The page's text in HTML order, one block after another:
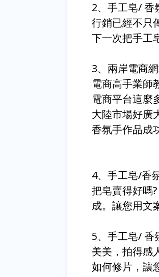
2、手工皂/ 香
行銷已經不只
下一次把手工
3、兩岸電商
電商高手業師
電商平台這麼
大陸市場好廣
香氛手作品成
4、手工皂/香
把皂賣得好嗎
成。讓您用文
5、手工皂/ 香
美美，拍得感
如何修片，讓